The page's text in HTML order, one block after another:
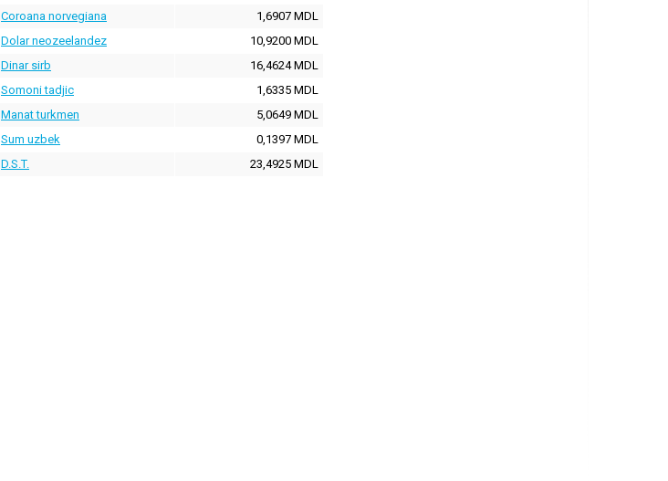
Coroana norvegiana
1,6907 MDL
Dolar neozeelandez
10,9200 MDL
Dinar sirb
16,4624 MDL
Somoni tadjic
1,6335 MDL
Manat turkmen
5,0649 MDL
Sum uzbek
0,1397 MDL
D.S.T. 23,4925 MDL